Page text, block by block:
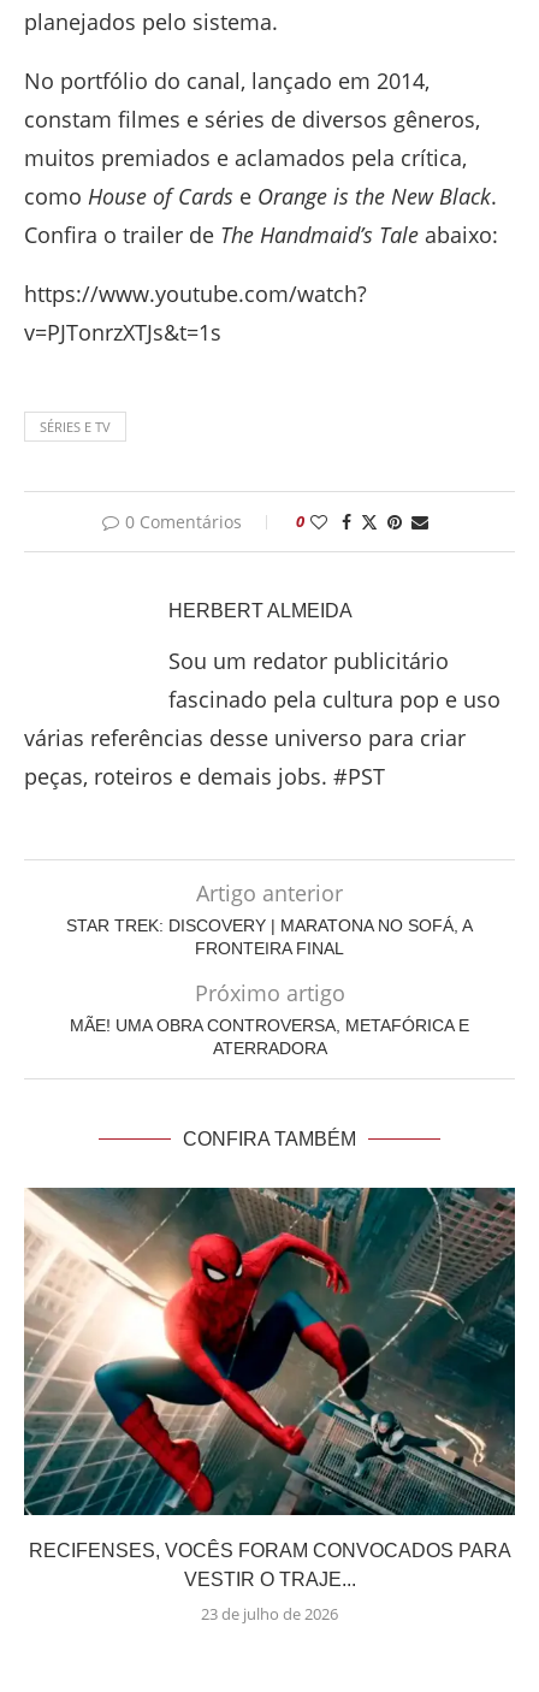
planejados pelo sistema.
No portfólio do canal, lançado em 2014,
constam filmes e séries de diversos gêneros,
muitos premiados e aclamados pela crítica,
como House of Cards e Orange is the New Black.
Confira o trailer de The Handmaid’s Tale abaixo:
https://www.youtube.com/watch?
v=PJTonrzXTJs&t=1s
SÉRIES E TV
0 Comentários 0
HERBERT ALMEIDA
Sou um redator publicitário
fascinado pela cultura pop e uso
várias referências desse universo para criar
peças, roteiros e demais jobs. #PST
Artigo anterior
STAR TREK: DISCOVERY | MARATONA NO SOFÁ, A
FRONTEIRA FINAL
Próximo artigo
MÃE! UMA OBRA CONTROVERSA, METAFÓRICA E
ATERRADORA
CONFIRA TAMBÉM
RECIFENSES, VOCÊS FORAM CONVOCADOS PARA
VESTIR O TRAJE...
23 de julho de 2026